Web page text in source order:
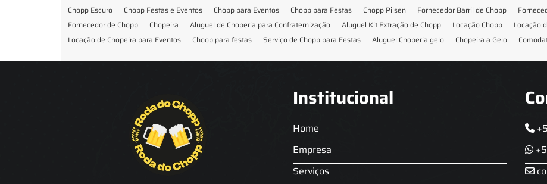
Chopp Escuro
Chopp Festas e Eventos Chopp para Eventos Chopp para Festas Chopp Pilsen Fornecedor Barril de Chopp
Fornecedor de Chopp
Chopeira Aluguel de Choperia para Confraternização Aluguel Kit Extração de Chopp Locação Chopp Locação
Locação de Chopeira para Eventos
Choop para festas Serviço de Chopp para Festas Aluguel Choperia gelo Chopeira a Gelo
Institucional
Home
Empresa
Serviços